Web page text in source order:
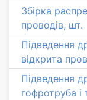
Збірка
проводів, шт.
Підведення
відкрита
Підведення
гофротруба і